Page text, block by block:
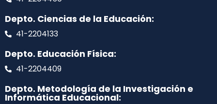
Depto. Ciencias de la Educación:
41-2204133
Depto. Educación Física:
41-2204409
Depto. Metodología de la Investigación e
Informática Educacional: